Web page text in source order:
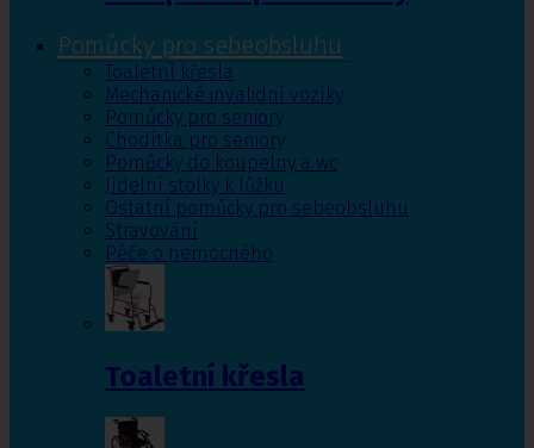
Pomůcky pro sebeobsluhu
Toaletní křesla
Mechanické invalidní vozíky
Pomůcky pro seniory
Chodítka pro seniory
Pomůcky do koupelny a wc
Jídelní stolky k lůžku
Ostatní pomůcky pro sebeobsluhu
Stravování
Péče o nemocného
Toaletní křesla